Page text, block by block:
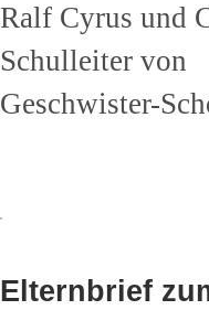
Ralf Cyrus und
Schulleiter von
Geschwister-
Elternbrief